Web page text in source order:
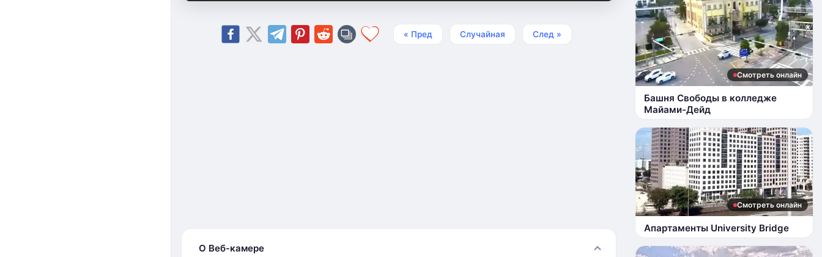
« Пред Случайная След »
О Веб-камере
Смотреть онлайн
Башня Свободы в колледже
Майами-Дейд
Смотреть онлайн
Апартаменты University Bridge